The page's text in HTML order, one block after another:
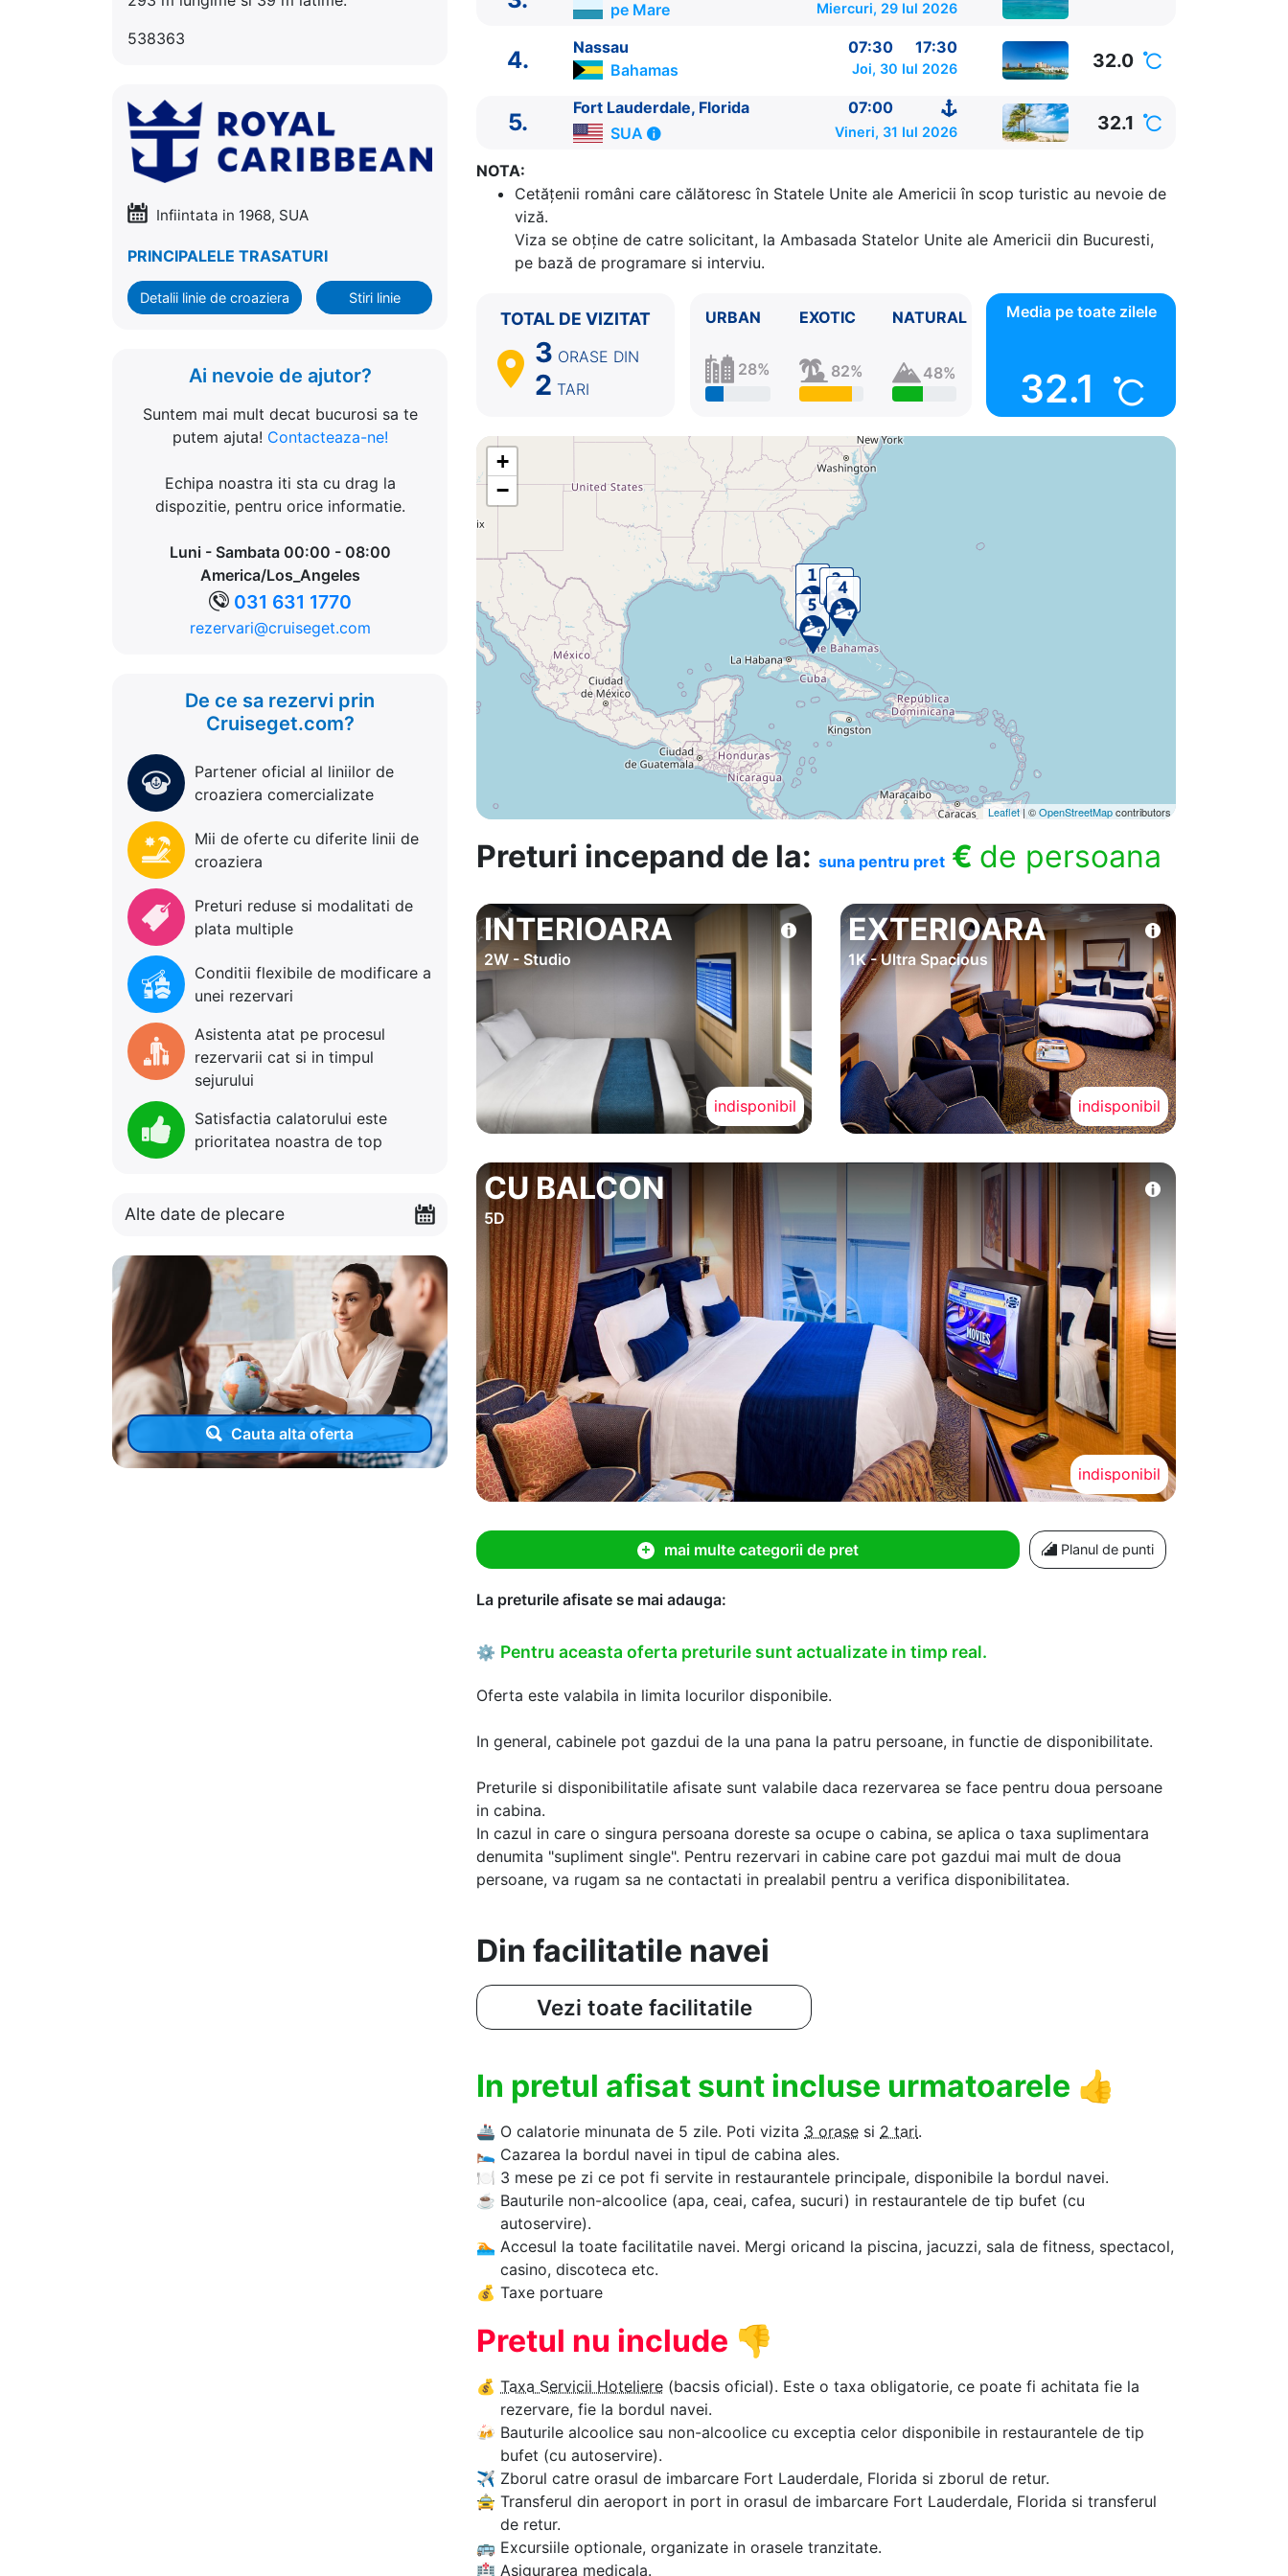
538363
Infiintata in 1968, SUA
PRINCIPALELE TRASATURI
Detalii linie de croaziera Stiri linie
Ai nevoie de ajutor?
Suntem mai mult decat bucurosi sa te
putem ajuta! Contacteaza-ne!
Echipa noastra iti sta cu drag la
dispozitie, pentru orice informatie.
Luni - Sambata 00:00 - 08:00
America/Los_Angeles
031 631 1770
rezervari@cruiseget.com
De ce sa rezervi prin
Cruiseget.com?
Partener oficial al liniilor de
croaziera comercializate
Mii de oferte cu diferite linii de
croaziera
Preturi reduse si modalitati de
plata multiple
Conditii flexibile de modificare a
unei rezervari
Asistenta atat pe procesul
rezervarii cat si in timpul
sejurului
Satisfactia calatorului este
prioritatea noastra de top
Alte date de plecare
Cauta alta oferta
ITINERARIU
Ziua | Portul | Sosire - Plecare
----------------------------------------
Fort Lauderdale, Florida SUA
⚓ - 16:00
Cococay Bahamas
07:00 - 17:00
Zi de navigare pe Mare
5. Fort Lauderdale, Florida SUA 07:00 - ⚓
pe Mare
Miercuri, 29 Iul 2026
4. Nassau 07:30
17:30
Bahamas
Joi, 30 Iul 2026 32.0
5.
Fort Lauderdale, Florida
07:00
SUA
Vineri, 31 Iul 2026 32.1
NOTA:
Cetăţenii români care călătoresc în Statele Unite ale Americii în scop turistic au nevoie de
viză.
Viza se obține de catre solicitant, la Ambasada Statelor Unite ale Americii din Bucuresti,
pe bază de programare si interviu.
TOTAL DE VIZITAT
3 ORASE DIN
2 TARI
URBAN
28%
EXOTIC
82%
NATURAL
48%
Media pe toate zilele
32.1
+
−
Leaflet| ©OpenStreetMapcontributors
Preturi incepand de la: suna pentru pret € de persoana
INTERIOARA
2W - Studio
indisponibil
EXTERIOARA
1K - Ultra Spacious
indisponibil
CU BALCON
5D
indisponibil
mai multe categorii de pret Planul de punti
La preturile afisate se mai adauga:
⚙ Pentru aceasta oferta preturile sunt actualizate in timp real.
Oferta este valabila in limita locurilor disponibile.
In general, cabinele pot gazdui de la una pana la patru persoane, in functie de disponibilitate.
Preturile si disponibilitatile afisate sunt valabile daca rezervarea se face pentru doua persoane
in cabina.
In cazul in care o singura persoana doreste sa ocupe o cabina, se aplica o taxa suplimentara
denumita "supliment single". Pentru rezervari in cabine care pot gazdui mai mult de doua
persoane, va rugam sa ne contactati in prealabil pentru a verifica disponibilitatea.
Din facilitatile navei
Vezi toate facilitatile
In pretul afisat sunt incluse urmatoarele 👍
🚢 O calatorie minunata de 5 zile. Poti vizita 3 orase si 2 tari.
🛌 Cazarea la bordul navei in tipul de cabina ales.
🍽 3 mese pe zi ce pot fi servite in restaurantele principale, disponibile la bordul navei.
☕ Bauturile non-alcoolice (apa, ceai, cafea, sucuri) in restaurantele de tip bufet (cu
autoservire).
🏊‍ Accesul la toate facilitatile navei. Mergi oricand la piscina, jacuzzi, sala de fitness, spectacol,
casino, discoteca etc.
💰 Taxe portuare
Pretul nu include 👎
💰 Taxa Servicii Hoteliere (bacsis oficial). Este o taxa obligatorie, ce poate fi achitata fie la
rezervare, fie la bordul navei.
🍻 Bauturile alcoolice sau non-alcoolice cu exceptia celor disponibile in restaurantele de tip
bufet (cu autoservire).
✈ Zborul catre orasul de imbarcare Fort Lauderdale, Florida si zborul de retur.
🚖 Transferul din aeroport in port in orasul de imbarcare Fort Lauderdale, Florida si transferul
de retur.
🚌 Excursiile optionale, organizate in orasele tranzitate.
🏥 Asigurarea medicala.